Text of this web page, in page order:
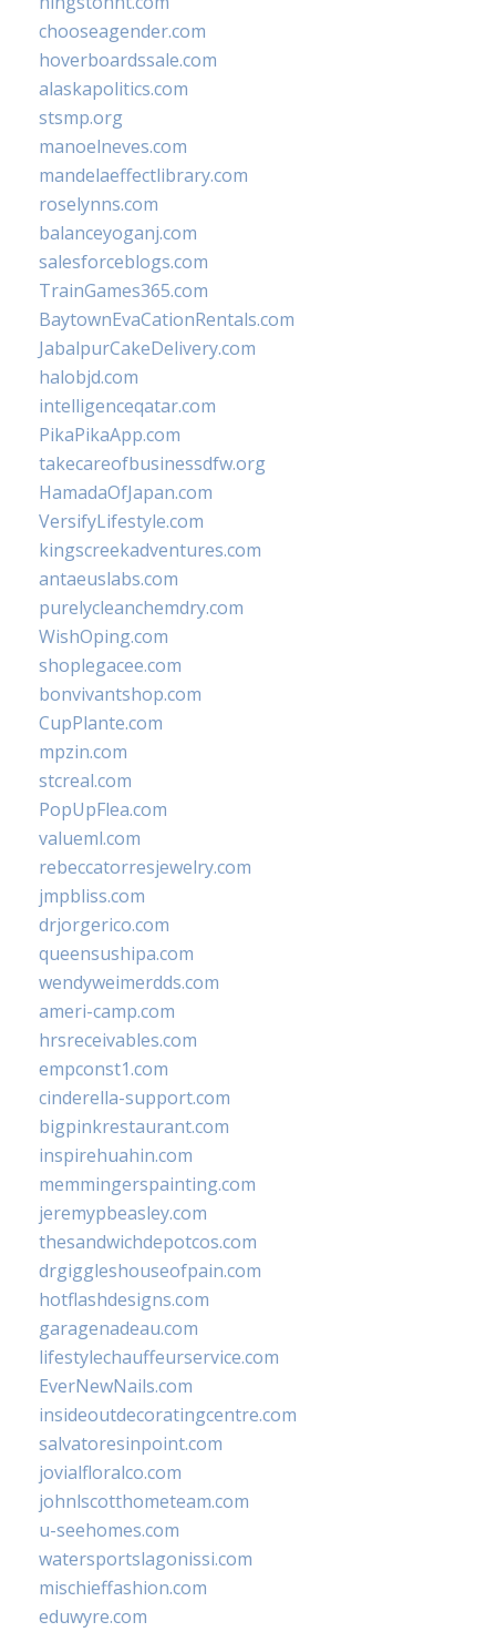
chooseagender.com
hoverboardssale.com
alaskapolitics.com
stsmp.org
manoelneves.com
mandelaeffectlibrary.com
roselynns.com
balanceyoganj.com
salesforceblogs.com
TrainGames365.com
BaytownEvaCationRentals.com
JabalpurCakeDelivery.com
halobjd.com
intelligenceqatar.com
PikaPikaApp.com
takecareofbusinessdfw.org
HamadaOfJapan.com
VersifyLifestyle.com
kingscreekadventures.com
antaeuslabs.com
purelycleanchemdry.com
WishOping.com
shoplegacee.com
bonvivantshop.com
CupPlante.com
mpzin.com
stcreal.com
PopUpFlea.com
valueml.com
rebeccatorresjewelry.com
jmpbliss.com
drjorgerico.com
queensushipa.com
wendyweimerdds.com
ameri-camp.com
hrsreceivables.com
empconst1.com
cinderella-support.com
bigpinkrestaurant.com
inspirehuahin.com
memmingerspainting.com
jeremypbeasley.com
thesandwichdepotcos.com
drgiggleshouseofpain.com
hotflashdesigns.com
garagenadeau.com
lifestylechauffeurservice.com
EverNewNails.com
insideoutdecoratingcentre.com
salvatoresinpoint.com
jovialfloralco.com
johnlscotthometeam.com
u-seehomes.com
watersportslagonissi.com
mischieffashion.com
eduwyre.com